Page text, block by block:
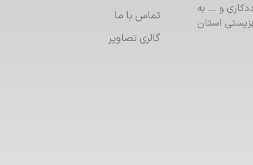
و …. به
بهزیستی استان
تماس با ما
گالری تصاویر